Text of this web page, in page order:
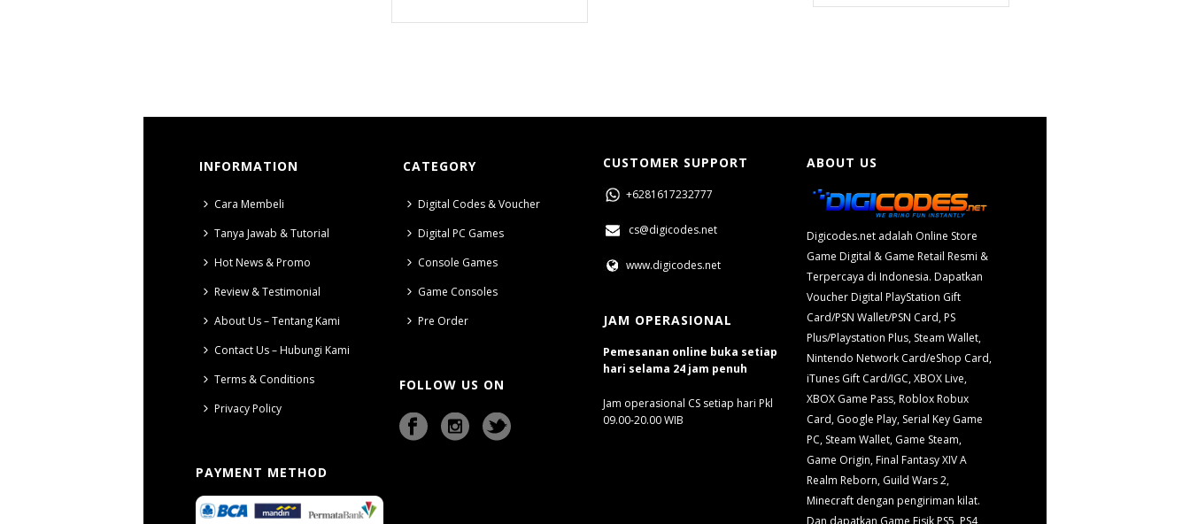
INFORMATION
Cara Membeli
Tanya Jawab & Tutorial
Hot News & Promo
Review & Testimonial
About Us – Tentang Kami
Contact Us – Hubungi Kami
Terms & Conditions
Privacy Policy
PAYMENT METHOD
CATEGORY
Digital Codes & Voucher
Digital PC Games
Console Games
Game Consoles
Pre Order
FOLLOW US ON
CUSTOMER SUPPORT
+6281617232777
cs@digicodes.net
www.digicodes.net
JAM OPERASIONAL
Pemesanan online buka setiap
hari selama 24 jam penuh
Jam operasional CS setiap hari Pkl
09.00-20.00 WIB
ABOUT US
Digicodes.net adalah Online Store
Game Digital & Game Retail Resmi &
Terpercaya di Indonesia. Dapatkan
Voucher Digital PlayStation Gift
Card/PSN Wallet/PSN Card, PS
Plus/Playstation Plus, Steam Wallet,
Nintendo Network Card/eShop Card,
iTunes Gift Card/IGC, XBOX Live,
XBOX Game Pass, Roblox Robux
Card, Google Play, Serial Key Game
PC, Steam Wallet, Game Steam,
Game Origin, Final Fantasy XIV A
Realm Reborn, Guild Wars 2,
Minecraft dengan pengiriman kilat.